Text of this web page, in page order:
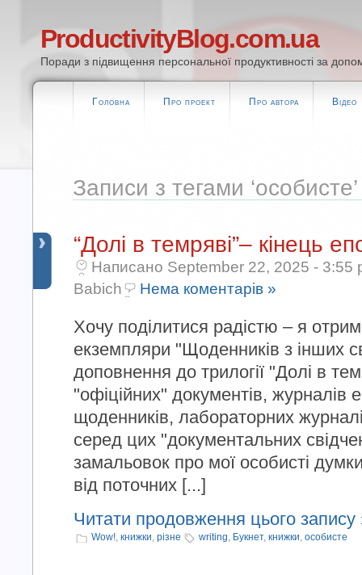
ProductivityBlog.com.ua
Поради з підвищення персональної продуктивності за
Головна Про проект Про автора Відео
Записи з тегами ‘особисте’
“Долі в темряві”– кінець
Написано September 22, 2025 - 3:55
Babich
Нема коментарів »
Хочу поділитися радістю – я
екземпляри "Щоденників з інших
доповнення до трилогії "Долі в
"офіційних" документів, журналів
щоденників, лабораторних
серед цих "документальних
замальовок про мої особисті
від поточних [...]
Читати продовження цього запису
Wow!, книжки, різне writing, Букнет, книжки, особисте